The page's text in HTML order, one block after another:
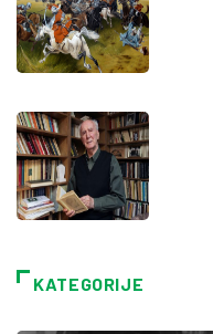
KATEGORIJE